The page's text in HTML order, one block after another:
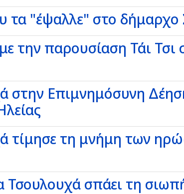
τα "έψαλλε" στο δήμαρχο
την παρουσίαση Τάι
Επιμνημόσυνη
τη μνήμη των
σπάει τη